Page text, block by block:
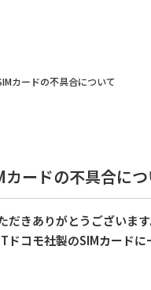
カードの不具合について
ードの不具合につ
きありがとうございます
コモ社製のSIMカードに